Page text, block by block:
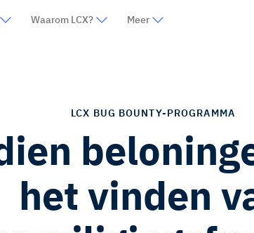
Waarom LCX? Meer
LCX BUG BOUNTY-PROGRAMMA
het vinden